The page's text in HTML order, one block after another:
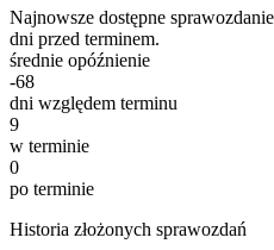
Najnowsze dostępne
dni przed terminem.
średnie opóźnienie
-68
dni względem terminu
9
w terminie
0
po terminie
Historia złożonych sprawozdań